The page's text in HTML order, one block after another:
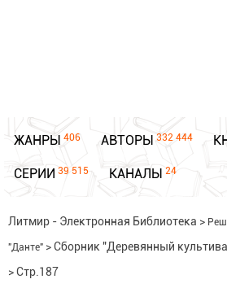
ЖАНРЫ 406 АВТОРЫ 332 444
СЕРИИ 39 515 КАНАЛЫ 24
Литмир - Электронная Библиотека >
"Данте" >Сборник "Деревянный
>Стр.187